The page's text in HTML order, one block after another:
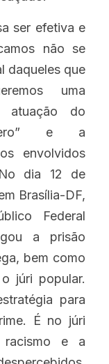
ser efetiva e
não se
daqueles que
uma
atuação do
e a
envolvidos
dia 12 de
Brasília-DF,
Federal
a prisão
bem como
júri popular.
para
É no júri
e a